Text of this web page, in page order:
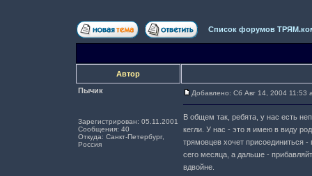
Список форумов
Автор
Пычик
Зарегистрирован: 05.11.2001
Сообщения: 40
Откуда: Санкт-Петербург,
Россия
Добавлено: Сб Авг 14, 2004 11:53
В общем так, ребята, у нас есть
кегли. У нас - это я имею в виду
трямовцев хочет присоединиться
сего месяца, а дальше -
вдвойне.